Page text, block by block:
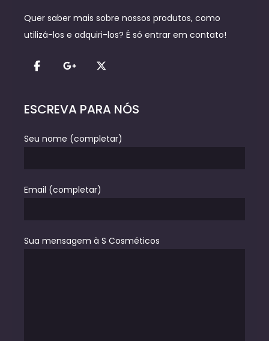
Quer saber mais sobre nossos produtos, como
utilizá-los e adquiri-los? É só entrar em contato!
ESCREVA PARA NÓS
Seu nome (completar)
Email (completar)
Sua mensagem à S Cosméticos